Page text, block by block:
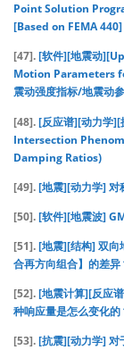
Point Solution
[Based on FEMA 440]
[47].[软件][地震动
Motion Parameters
震动强度指标/地震动
[48].[反应谱][动力学][
Intersection
Damping Ratios)
[49].[地震][动力学] 对
[50].[软件][地震波]
[51].[地震][结构] 双向
合再方向组合】的差
[52].[地震计算][反应
种响应量是怎么变化的
[53].[抗震][动力学] 对